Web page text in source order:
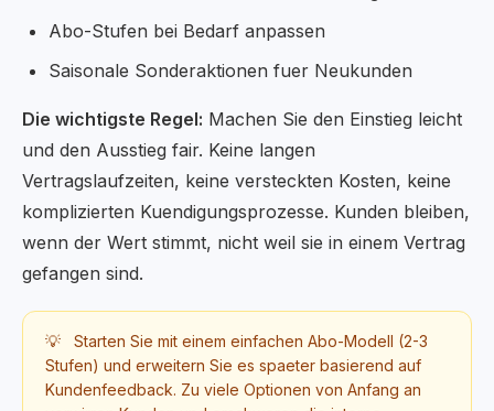
Abo-Stufen bei Bedarf anpassen
Saisonale Sonderaktionen fuer Neukunden
Die wichtigste Regel: Machen Sie den Einstieg leicht
und den Ausstieg fair. Keine langen
Vertragslaufzeiten, keine versteckten Kosten, keine
komplizierten Kuendigungsprozesse. Kunden bleiben,
wenn der Wert stimmt, nicht weil sie in einem Vertrag
gefangen sind.
💡
Starten Sie mit einem einfachen Abo-Modell (2-3
Stufen) und erweitern Sie es spaeter basierend auf
Kundenfeedback. Zu viele Optionen von Anfang an